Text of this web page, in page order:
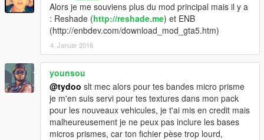
Alors je me souviens plus du mod principal mais il y a
: Reshade (http://reshade.me) et ENB
(http://enbdev.com/download_mod_gta5.htm)
4. Januar 2016
younsou
@tydoo slt mec alors pour tes bandes micro prisme
je m'en suis servi pour tes textures dans mon pack
pour les nouveaux vehicules, je t'ai mis en credit mais
malheureusement je ne peux pas inclure les bases
micros prismes, car ton fichier pèse trop lourd,